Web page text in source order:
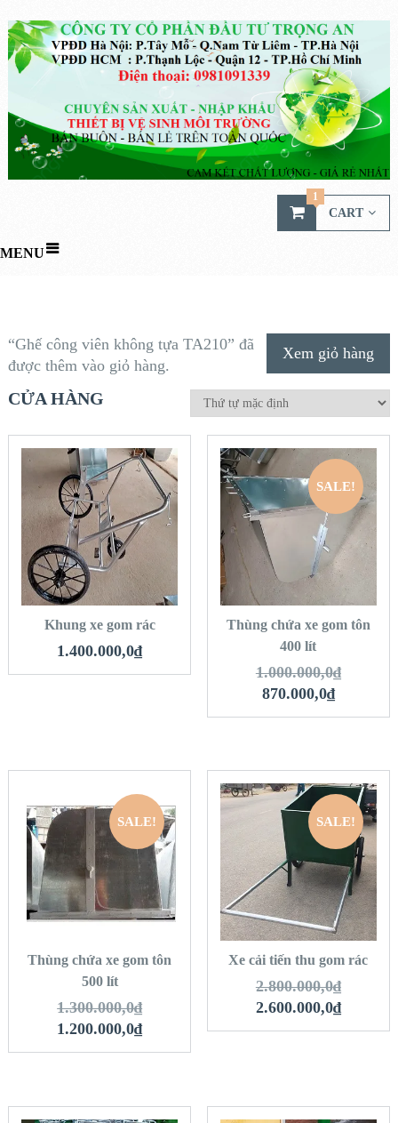
CART
1
MENU
Xem giỏ hàng
“Ghế công viên không tựa TA210” đã
được thêm vào giỏ hàng.
CỬA HÀNG
QUICK LOOK
VIEW DETAILS
THÊM VÀO GIỎ
HÀNG
Khung xe gom rác
1.400.000,0₫
SALE!
QUICK LOOK
VIEW DETAILS
THÊM VÀO GIỎ
HÀNG
Thùng chứa xe gom tôn
400 lít
1.000.000,0₫
870.000,0₫
SALE!
QUICK LOOK
VIEW DETAILS
THÊM VÀO GIỎ
HÀNG
Thùng chứa xe gom tôn
500 lít
1.300.000,0₫
1.200.000,0₫
SALE!
QUICK LOOK
VIEW DETAILS
THÊM VÀO GIỎ
HÀNG
Xe cải tiến thu gom rác
2.800.000,0₫
2.600.000,0₫